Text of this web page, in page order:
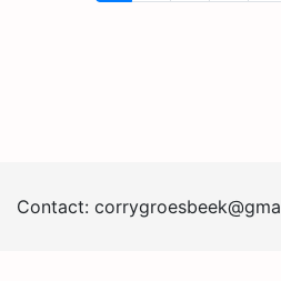
Contact: corrygroesbeek@gma